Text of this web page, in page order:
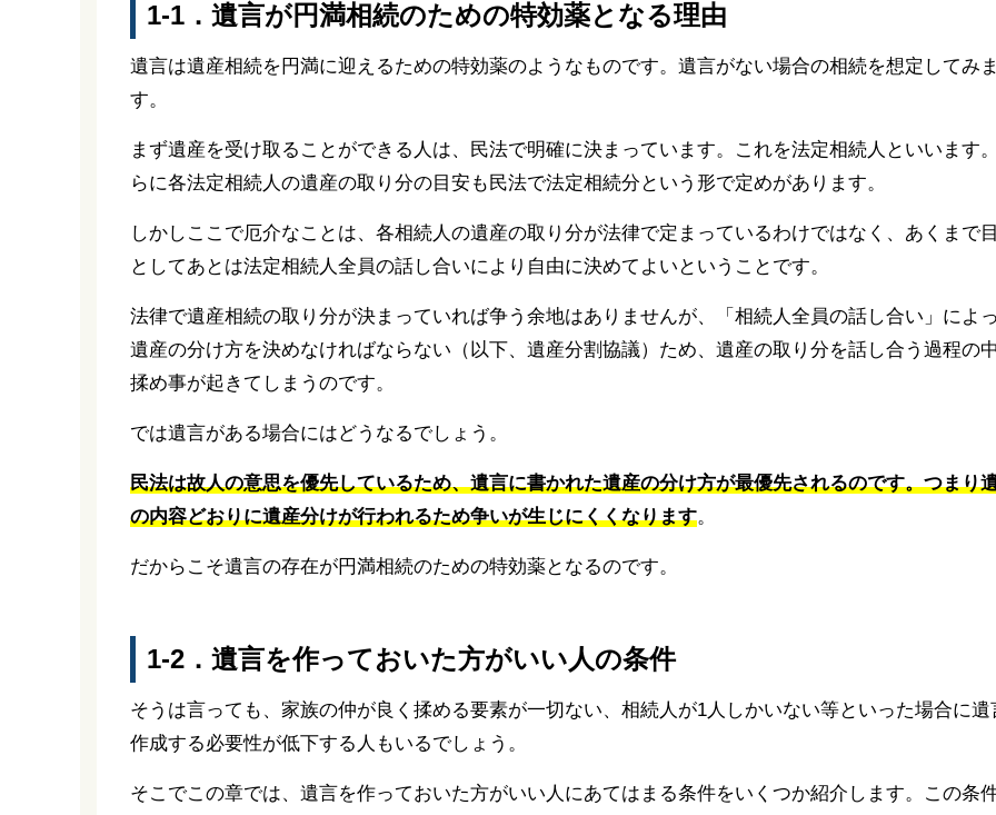
1-1．遺言が円満相続のための特効薬となる理由
遺言は遺産相続を円満に迎えるための特効薬のようなものです。遺言がない場合の相続を想定してみ
す。
まず遺産を受け取ることができる人は、民法で明確に決まっています。これを法定相続人といいます
らに各法定相続人の遺産の取り分の目安も民法で法定相続分という形で定めがあります。
しかしここで厄介なことは、各相続人の遺産の取り分が法律で定まっているわけではなく、あくまで
としてあとは法定相続人全員の話し合いにより自由に決めてよいということです。
法律で遺産相続の取り分が決まっていれば争う余地はありませんが、「相続人全員の話し合い」によ
遺産の分け方を決めなければならない（以下、遺産分割協議）ため、遺産の取り分を話し合う過程の
揉め事が起きてしまうのです。
では遺言がある場合にはどうなるでしょう。
民法は故人の意思を優先しているため、遺言に書かれた遺産の分け方が最優先されるのです。つまり
の内容どおりに遺産分けが行われるため争いが生じにくくなります。
だからこそ遺言の存在が円満相続のための特効薬となるのです。
1-2．遺言を作っておいた方がいい人の条件
そうは言っても、家族の仲が良く揉める要素が一切ない、相続人が1人しかいない等といった場合に遺
作成する必要性が低下する人もいるでしょう。
そこでこの章では、遺言を作っておいた方がいい人にあてはまる条件をいくつか紹介します。この条